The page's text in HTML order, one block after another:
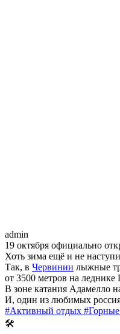
admin
19 октября официально
Хоть зима ещё и не
Так, в Червинии лыжные
от 3500 метров на
В зоне катания Адамелло
И, один из любимых
#Активный отдых
🛠